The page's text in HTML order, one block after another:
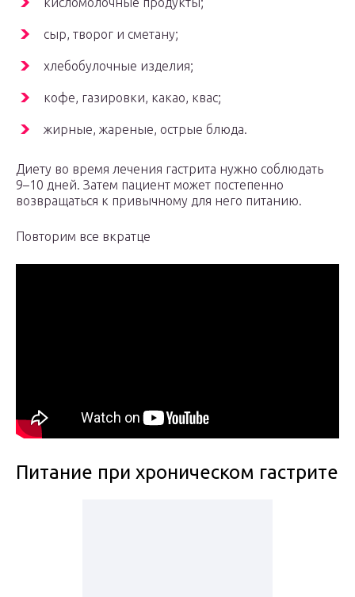
сыр, творог и сметану;
хлебобулочные изделия;
кофе, газировки, какао, квас;
жирные, жареные, острые блюда.
Диету во время лечения гастрита нужно соблюдать
9–10 дней. Затем пациент может постепенно
возвращаться к привычному для него питанию.
Повторим все вкратце
Питание при хроническом гастрите